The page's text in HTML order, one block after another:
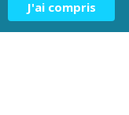
J'ai compris